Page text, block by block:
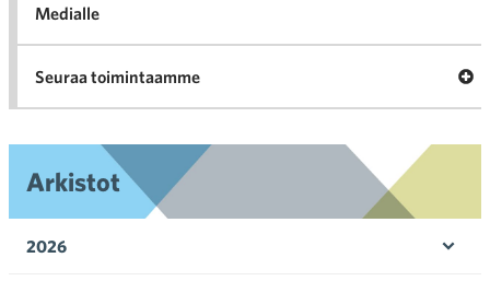
Medialle
Seuraa toimintaamme
Arkistot
2026